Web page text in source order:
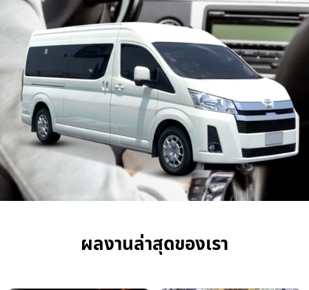
ผลงานล่าสุดของเรา